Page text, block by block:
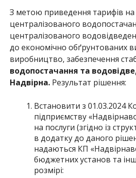
З метою приведення тарифів на
централізованого
централізованого
до економічно обґрунтованих
виробництво, забезпечення
водопостачання та
Надвірна. Результат рішення:
Встановити з 01.03.2024
підприємству
на послуги (згідно із
в додатку до даного
надаються КП
бюджетних установ та
розмірі: